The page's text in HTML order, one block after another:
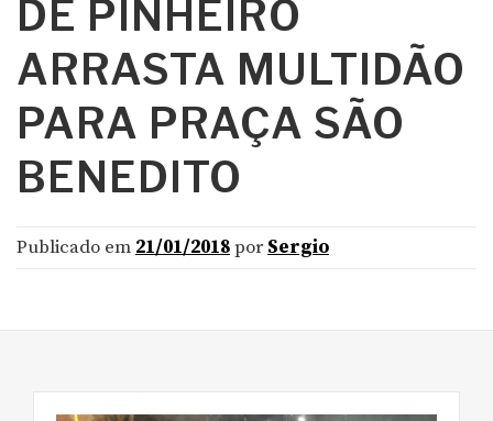
DE PINHEIRO
ARRASTA MULTIDÃO
PARA PRAÇA SÃO
BENEDITO
Publicado em 21/01/2018por Sergio